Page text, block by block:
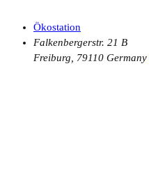
Ökostation
Falkenbergerstr. 21 B
Freiburg
79110 Germany